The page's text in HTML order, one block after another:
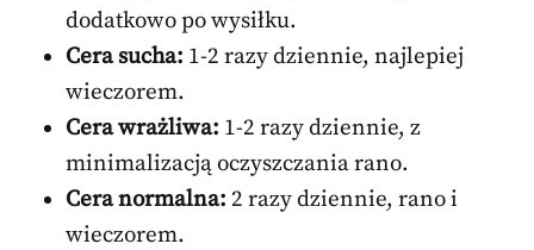
dodatkowo po wysiłku.
Cera sucha: 1-2 razy dziennie, najlepiej
wieczorem.
Cera wrażliwa: 1-2 razy dziennie, z
minimalizacją oczyszczania rano.
Cera normalna: 2 razy dziennie, rano i
wieczorem.